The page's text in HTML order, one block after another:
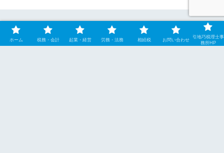
ホーム 税務・会計 起業・経営 労務・法務 相続税 お問い合わせ
引地巧税理士事
務所HP